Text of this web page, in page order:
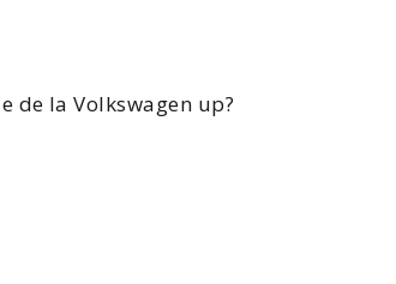
de laVolkswagen up?